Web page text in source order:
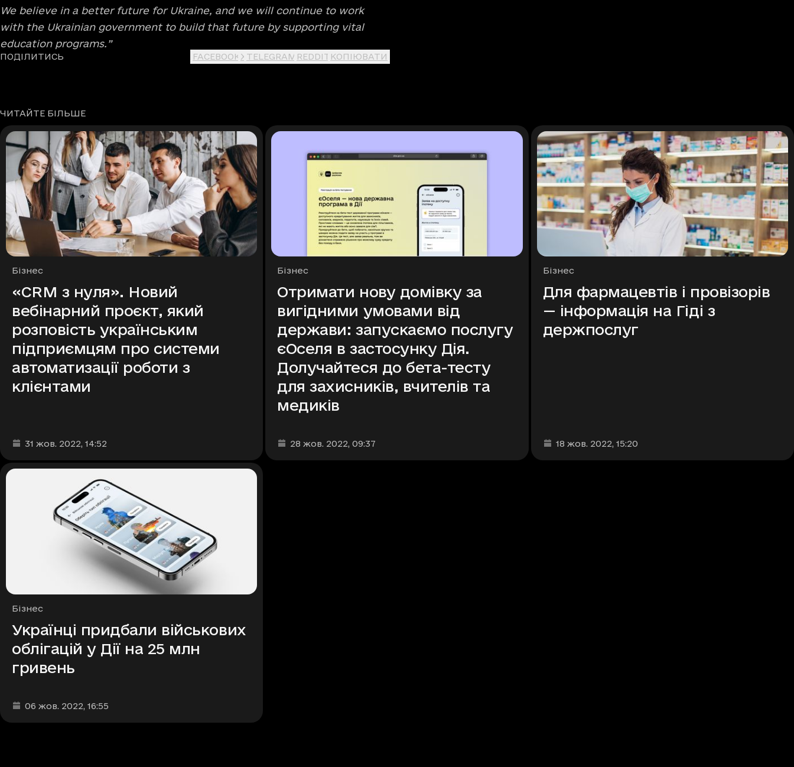
We believe in a better future for Ukraine, and we will continue to work
with the Ukrainian government to build that future by supporting vital
education programs.”
ПОДІЛИТИСЬ FACEBOOK X TELEGRAM REDDIT КОПІЮВАТИ
ЧИТАЙТЕ БІЛЬШЕ
Рубрики
Бізнес
«CRM з нуля». Новий
вебінарний проєкт, який
розповість українським
підприємцям про системи
автоматизації роботи з
клієнтами
Дата та час публікації
31 жов. 2022, 14:52
Рубрики
Бізнес
Отримати нову домівку за
вигідними умовами від
держави: запускаємо послугу
єОселя в застосунку Дія.
Долучайтеся до бета-тесту
для захисників, вчителів та
медиків
Дата та час публікації
28 жов. 2022, 09:37
Рубрики
Бізнес
Для фармацевтів і провізорів
— інформація на Гіді з
держпослуг
Дата та час публікації
18 жов. 2022, 15:20
Рубрики
Бізнес
Українці придбали військових
облігацій у Дії на 25 млн
гривень
Дата та час публікації
06 жов. 2022, 16:55